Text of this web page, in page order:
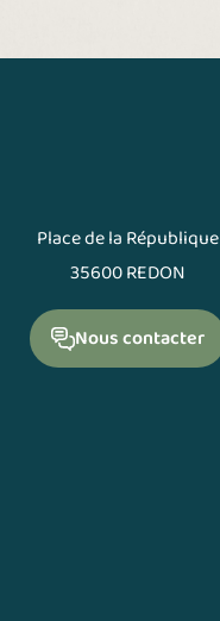
Place de la République
35600 REDON
Nous contacter